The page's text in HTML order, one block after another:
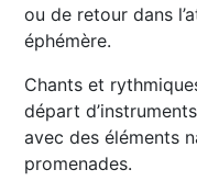
ou de retour dans
éphémère.
Chants et
départ
avec des éléments
promenades.